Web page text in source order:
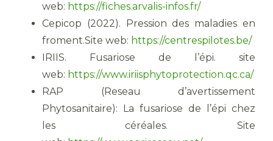
web: https://fiches.arvalis-infos.fr/
Cepicop (2022). Pression des maladies en
froment.Site web: https://centrespilotes.be/
IRIIS. Fusariose de l’épi. site
web: https://www.iriisphytoprotection.qc.ca/
RAP (Reseau d’avertissement
Phytosanitaire): La fusariose de l’épi chez
les céréales. Site